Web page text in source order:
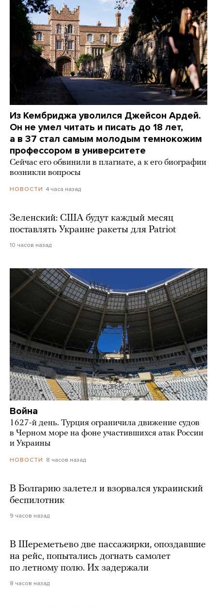
Из Кембриджа уволился Джейсон Ардей.
Он не умел читать и писать до 18 лет,
а в 37 стал самым молодым темнокожим
профессором в университете
Сейчас его обвинили в плагиате, а к его биографии
возникли вопросы
НОВОСТИ 4 часа назад
Зеленский: США будут каждый месяц
поставлять Украине ракеты для Patriot
10 часов назад
Война
1627-й день. Турция ограничила движение судов
в Черном море на фоне участившихся атак России
и Украины
НОВОСТИ 8 часов назад
В Болгарию залетел и взорвался украинский
беспилотник
9 часов назад
В Шереметьево две пассажирки, опоздавшие
на рейс, попытались догнать самолет
по летному полю. Их задержали
8 часов назад